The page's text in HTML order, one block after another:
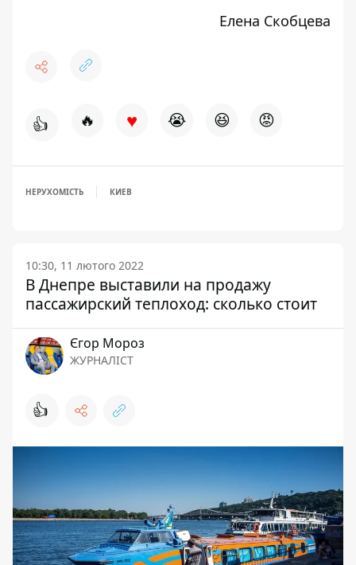
Елена Скобцева
👍 🔥 ♥ 😭 😆 😡
НЕРУХОМІСТЬ КИЕВ
10:30, 11 лютого 2022
В Днепре выставили на продажу
пассажирский теплоход: сколько стоит
Єгор Мороз
ЖУРНАЛІСТ
👍